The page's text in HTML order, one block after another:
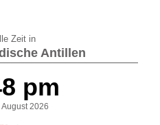
Zeit in
Antillen
pm
August 2026